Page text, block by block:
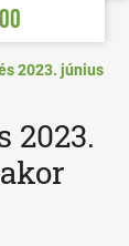
2023. június
2023.